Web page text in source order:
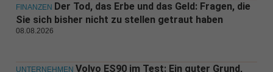
FINANZEN Der Tod, das Erbe und das Geld: Fragen, die
Sie sich bisher nicht zu stellen getraut haben
08.08.2026
UNTERNEHMEN Volvo ES90 im Test: Ein guter Grund,